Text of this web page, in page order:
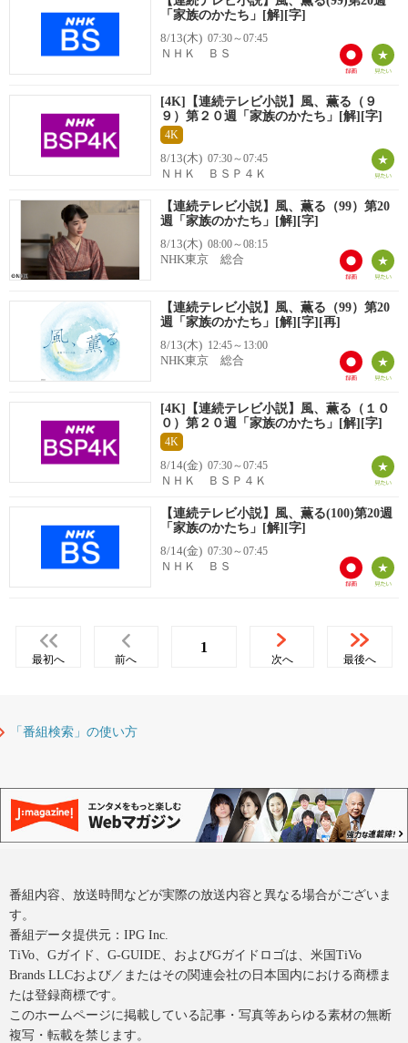
「家族のかたち」[解][字]
8/13(木) 07:30～07:45
ＮＨＫ ＢＳ
[4K]【連続テレビ小説】風、薫る（９
９）第２０週「家族のかたち」[解][字]
4K
8/13(木) 07:30～07:45
ＮＨＫ ＢＳＰ４Ｋ
【連続テレビ小説】風、薫る（99）第20
週「家族のかたち」[解][字]
8/13(木) 08:00～08:15
NHK東京 総合
【連続テレビ小説】風、薫る（99）第20
週「家族のかたち」[解][字][再]
8/13(木) 12:45～13:00
NHK東京 総合
[4K]【連続テレビ小説】風、薫る（１０
０）第２０週「家族のかたち」[解][字]
4K
8/14(金) 07:30～07:45
ＮＨＫ ＢＳＰ４Ｋ
【連続テレビ小説】風、薫る(100)第20週
「家族のかたち」[解][字]
8/14(金) 07:30～07:45
ＮＨＫ ＢＳ
最初へ 前へ
1
次へ 最後へ
「番組検索」の使い方
番組内容、放送時間などが実際の放送内容と異なる場合がございま
す。
番組データ提供元：IPG Inc.
TiVo、Gガイド、G-GUIDE、およびGガイドロゴは、米国TiVo
Brands LLCおよび／またはその関連会社の日本国内における商標ま
たは登録商標です。
このホームページに掲載している記事・写真等あらゆる素材の無断
複写・転載を禁じます。